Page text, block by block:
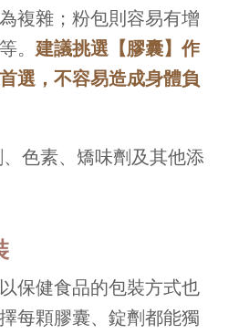
複雜；粉包則容易有增
。 建議挑選【膠囊】作
選，不容易造成身體負
色素、矯味劑及其他添
保健食品的包裝方式也
每顆膠囊、錠劑都能獨